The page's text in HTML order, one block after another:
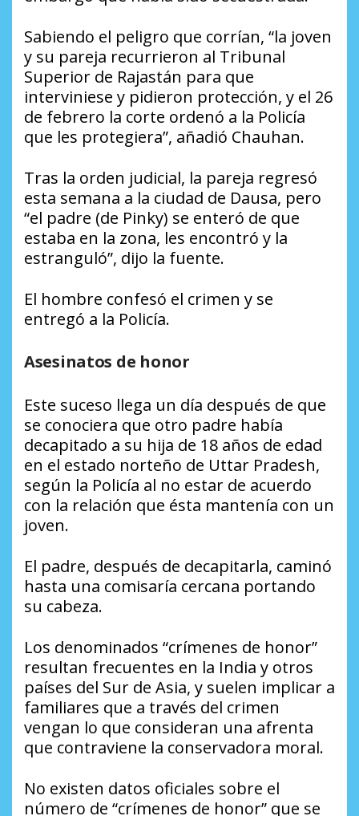
Sabiendo el peligro que corrían, “la joven
y su pareja recurrieron al Tribunal
Superior de Rajastán para que
interviniese y pidieron protección, y el 26
de febrero la corte ordenó a la Policía
que les protegiera”, añadió Chauhan.
Tras la orden judicial, la pareja regresó
esta semana a la ciudad de Dausa, pero
“el padre (de Pinky) se enteró de que
estaba en la zona, les encontró y la
estranguló”, dijo la fuente.
El hombre confesó el crimen y se
entregó a la Policía.
Asesinatos de honor
Este suceso llega un día después de que
se conociera que otro padre había
decapitado a su hija de 18 años de edad
en el estado norteño de Uttar Pradesh,
según la Policía al no estar de acuerdo
con la relación que ésta mantenía con un
joven.
El padre, después de decapitarla, caminó
hasta una comisaría cercana portando
su cabeza.
Los denominados “crímenes de honor”
resultan frecuentes en la India y otros
países del Sur de Asia, y suelen implicar a
familiares que a través del crimen
vengan lo que consideran una afrenta
que contraviene la conservadora moral.
No existen datos oficiales sobre el
número de “crímenes de honor” que se